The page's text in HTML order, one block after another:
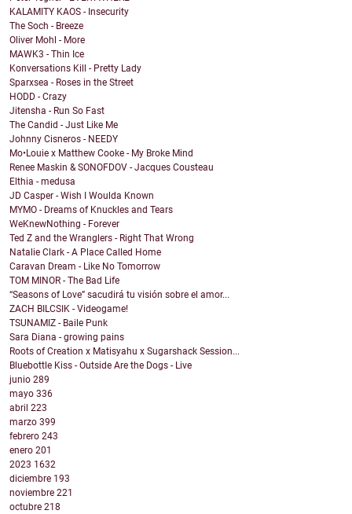
KALAMITY KAOS - Insecurity
The Soch - Breeze
Oliver Mohl - More
MAWK3 - Thin Ice
Konversations Kill - Pretty Lady
Sparxsea - Roses in the Street
HODD - Crazy
Jitensha - Run So Fast
The Candid - Just Like Me
Johnny Cisneros - NEEDY
Mo•Louie x Matthew Cooke - My Broke Mind
Renee Maskin & SONOFDOV - Jacques Cousteau
Elthia - medusa
JD Casper - Wish I Woulda Known
MYMO - Dreams of Knuckles and Tears
WeKnewNothing - Forever
Ted Z and the Wranglers - Right That Wrong
Natalie Clark - A Place Called Home
Caravan Dream - Like No Tomorrow
TOM MINOR - The Bad Life
“Seasons of Love” sacudirá tu visión sobre el amor...
ZACH BILCSIK - Videogame!
TSUNAMIZ - Baile Punk
Sara Diana - growing pains
Roots of Creation x Matisyahu x Sugarshack Session...
Bluebottle Kiss - Outside Are the Dogs - Live
junio 289
mayo 336
abril 223
marzo 399
febrero 243
enero 201
2023 1632
diciembre 193
noviembre 221
octubre 218